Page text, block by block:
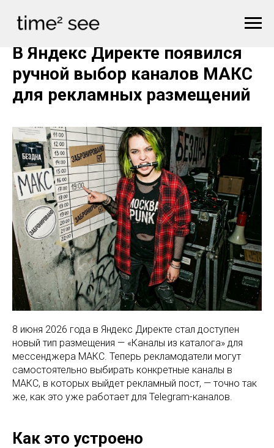
В Яндекс Директе появился
ручной выбор каналов МАКС
для рекламных размещений
8 июня 2026 года в Яндекс Директе стал доступен
новый тип размещения — «Каналы из каталога» для
мессенджера МАКС. Теперь рекламодатели могут
самостоятельно выбирать конкретные каналы в
МАКС, в которых выйдет рекламный пост, — точно так
же, как это уже работает для Telegram-каналов.
Как это устроено